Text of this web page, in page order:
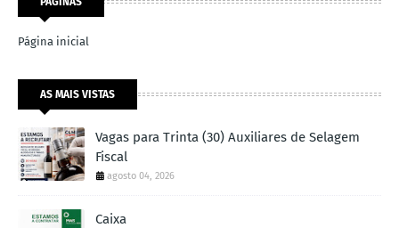
Página inicial
AS MAIS VISTAS
Vagas para Trinta (30) Auxiliares de Selagem
Fiscal
agosto 04, 2026
Caixa